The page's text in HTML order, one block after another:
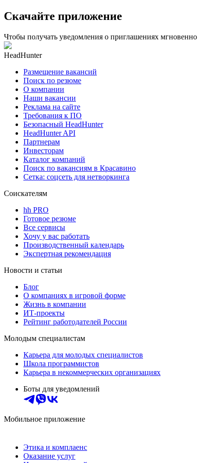
Скачайте приложение
Чтобы получать уведомления о приглашениях мгновенно
HeadHunter
Размещение вакансий
Поиск по резюме
О компании
Наши вакансии
Реклама на сайте
Требования к ПО
Безопасный HeadHunter
HeadHunter API
Партнерам
Инвесторам
Каталог компаний
Поиск по вакансиям в Красавино
Сетка: соцсеть для нетворкинга
Соискателям
hh PRO
Готовое резюме
Все сервисы
Хочу у вас работать
Производственный календарь
Экспертная рекомендация
Новости и статьи
Блог
О компаниях в игровой форме
Жизнь в компании
ИТ-проекты
Рейтинг работодателей России
Молодым специалистам
Карьера для молодых специалистов
Школа программистов
Карьера в некоммерческих организациях
Боты для уведомлений
Мобильное приложение
Этика и комплаенс
Оказание услуг